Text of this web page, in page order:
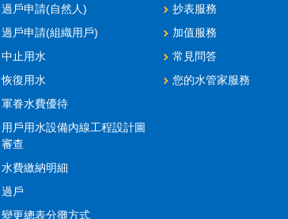
過戶申請(自然人)
過戶申請(組織用戶)
中止用水
恢復用水
軍眷水費優待
用戶用水設備內線工程設計圖
審查
水費繳納明細
過戶
變更總表分攤方式
抄表服務
加值服務
常見問答
您的水管家服務